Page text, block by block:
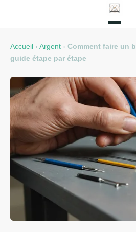
Accueil › Argent › Comment faire un
guide étape par étape